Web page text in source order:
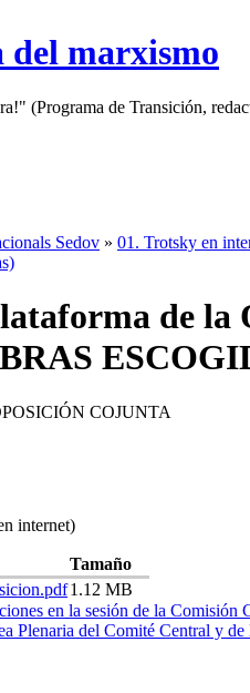
del marxismo
(Programa de Transición,
Sedov » 01. Trotsky en
de
COJUNTA
internet)
Tamaño
1.12 MB
en la sesión de la Comisión
Plenaria del Comité Central y